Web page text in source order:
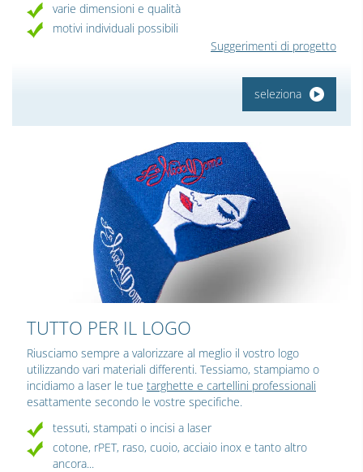
varie dimensioni e qualità
motivi individuali possibili
Suggerimenti di progetto
seleziona
TUTTO PER IL LOGO
Riusciamo sempre a valorizzare al meglio il vostro logo
utilizzando vari materiali differenti. Tessiamo, stampiamo o
incidiamo a laser le tue targhette e cartellini professionali
esattamente secondo le vostre specifiche.
tessuti, stampati o incisi a laser
cotone, rPET, raso, cuoio, acciaio inox e tanto altro
ancora...